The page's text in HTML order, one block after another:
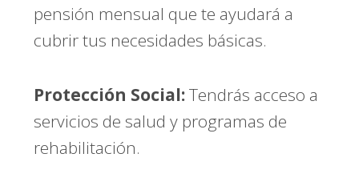
pensión mensual que te ayudará a
cubrir tus necesidades básicas.
Protección Social:Tendrás acceso a
servicios de salud y programas de
rehabilitación.